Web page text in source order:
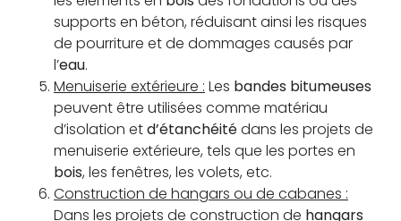
supports en béton, réduisant ainsi les risques
de pourriture et de dommages causés par
l’eau.
Menuiserie extérieure : Les bandes bitumeuses
peuvent être utilisées comme matériau
d’isolation etd’étanchéitédans les projets de
menuiserie extérieure, tels que les portes en
bois, les fenêtres, les volets, etc.
Construction de hangars ou de cabanes :
Dans les projets de construction de hangars